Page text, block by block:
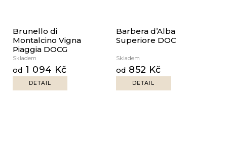
Brunello di
Montalcino Vigna
Piaggia DOCG
Skladem
od 1 094 Kč
DETAIL
Barbera d’Alba
Superiore DOC
Skladem
od 852 Kč
DETAIL